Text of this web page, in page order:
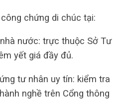
chứng di chúc tại:
nước: trực thuộc Sở Tư
yết giá đầy đủ.
tư nhân uy tín: kiểm tra
nghề trên Cổng thông